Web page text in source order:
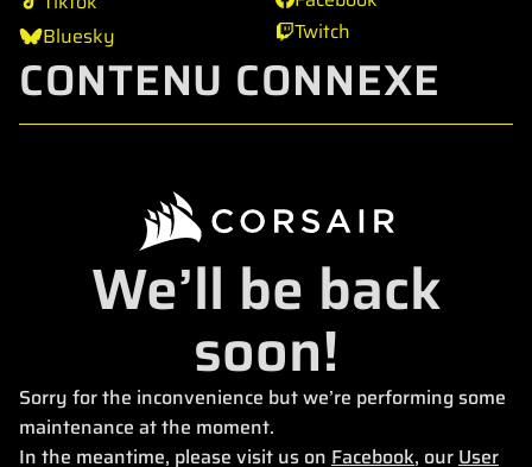
Bluesky
Twitch
CONTENU CONNEXE
We’ll be back
soon!
Sorry for the inconvenience but we’re performing some
maintenance at the moment.
In the meantime, please visit us on Facebook, ourUser